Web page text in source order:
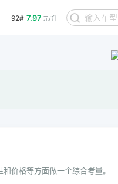
92# 7.97 元/升
价格等方面做一个综合考量。